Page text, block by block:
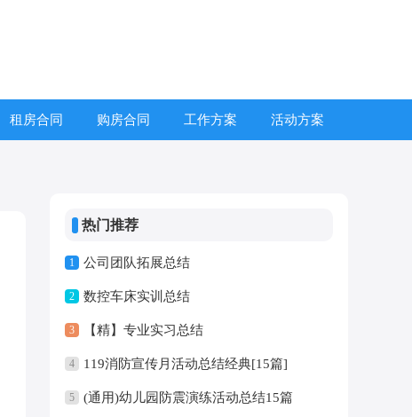
租房合同 购房合同 工作方案 活动方案
热门推荐
1 公司团队拓展总结
2 数控车床实训总结
3 【精】专业实习总结
4 119消防宣传月活动总结经典[15篇]
5 (通用)幼儿园防震演练活动总结15篇